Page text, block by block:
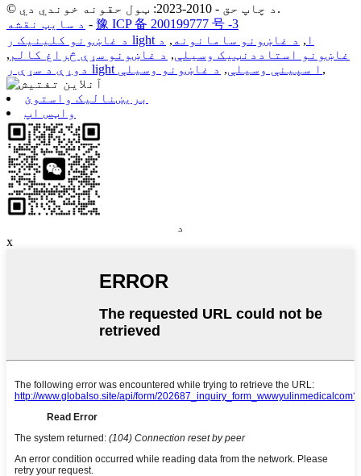
© د چاپ حق - 2010-2023: ټول حقونه خوندي دي.
د سایټ نقشه - 豫 ICP 备 200199777 号 -3
د غاښونو کلینیک ر light ا , د غاښونو سامانونه , د
غاښونو استاددنټیک وسیلې, د غاښونو سړې څراغ کالم ,
دوړې د سړې ر light ا سپینې وسیلې, د غاښونو وسیلې ,
بریښنالیک واستوئ
واټس اپ
د
x